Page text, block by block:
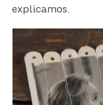
explicamos.